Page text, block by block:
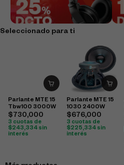
Seleccionado para ti
Parlante MTE 15
Tbw100 3000W
$ 730,000
3 cuotas de
$243,334 sin
interés
Parlante MTE 15
1030 2400W
$676,000
3 cuotas de
$225,334sin
interés